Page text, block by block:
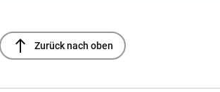
north Zurück nach oben